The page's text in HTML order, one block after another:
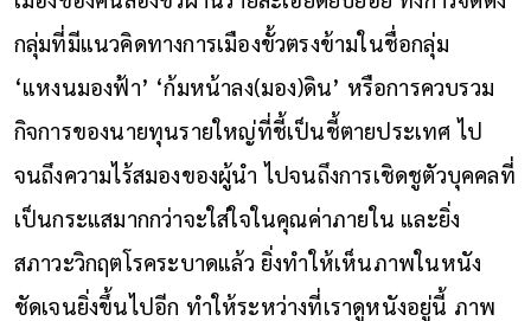
กลุ่มที่มีแนวคิดทางการเมืองขั้วตรงข้ามในชื่อกลุ่ม
‘แหงนมองฟ้า’ ‘ก้มหน้าลง(มอง)ดิน’ หรือการควบรวม
กิจการของนายทุนรายใหญ่ที่ชี้เป็นชี้ตายประเทศ ไป
จนถึงความไร้สมองของผู้นำ ไปจนถึงการเชิดชูตัวบุคคลที่
เป็นกระแสมากกว่าจะใส่ใจในคุณค่าภายใน และยิ่ง
สภาวะวิกฤตโรคระบาดแล้ว ยิ่งทำให้เห็นภาพในหนัง
ชัดเจนยิ่งขึ้นไปอีก ทำให้ระหว่างที่เราดูหนังอยู่นี้ ภาพ